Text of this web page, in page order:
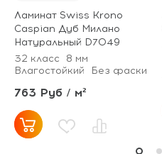
Ламинат Swiss Krono
Caspian Дуб Милано
Натуральный D7049
32 класс
8 мм
Влагостойкий
Без фаски
763 Руб / м²